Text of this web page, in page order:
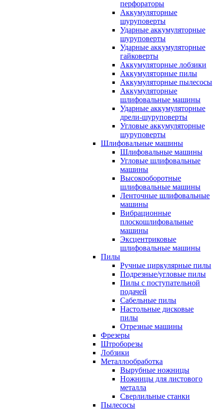
перфораторы
Аккумуляторные
шуруповерты
Ударные аккумуляторные
шуруповерты
Ударные аккумуляторные
гайковерты
Аккумуляторные лобзики
Аккумуляторные пилы
Аккумуляторные пылесосы
Аккумуляторные
шлифовальные машины
Ударные аккумуляторные
дрели-шуруповерты
Угловые аккумуляторные
шуруповерты
Шлифовальные машины
Шлифовальные машины
Угловые шлифовальные
машины
Высокооборотные
шлифовальные машины
Ленточные шлифовальные
машины
Вибрационные
плоскошлифовальные
машины
Эксцентриковые
шлифовальные машины
Пилы
Ручные циркулярные пилы
Подрезные/угловые пилы
Пилы с поступательной
подачей
Сабельные пилы
Настольные дисковые
пилы
Отрезные машины
Фрезеры
Штроборезы
Лобзики
Металлообработка
Вырубные ножницы
Ножницы для листового
металла
Сверлильные станки
Пылесосы